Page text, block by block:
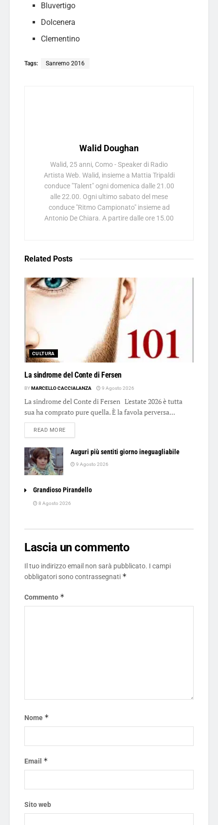
Bluvertigo
Dolcenera
Clementino
Tags: Sanremo 2016
Walid Doughan
Walid, 25 anni, Como - Speaker di Radio
Artista Web. Walid, insieme a Mattia Tripaldi
conduce "Talent" ogni domenica dalle 21.00
alle 22.00. Ogni ultimo sabato del mese
conduce "Ritmo Campionato" insieme ad
Antonio De Chiara. A partire dalle ore 15.00
Related Posts
CULTURA
La sindrome del Conte di Fersen
BYMARCELLO CACCIALANZA 9 Agosto 2026
La sindrome del Conte di Fersen L'estate 2026 è tutta
sua ha comprato pure quella. È la favola perversa...
READ MOREDETAILS
Auguri più sentiti giorno ineguagliabile
9 Agosto 2026
Grandioso Pirandello
8 Agosto 2026
Lascia un commento
Il tuo indirizzo email non sarà pubblicato. I campi
obbligatori sono contrassegnati *
Commento *
Nome *
Email *
Sito web